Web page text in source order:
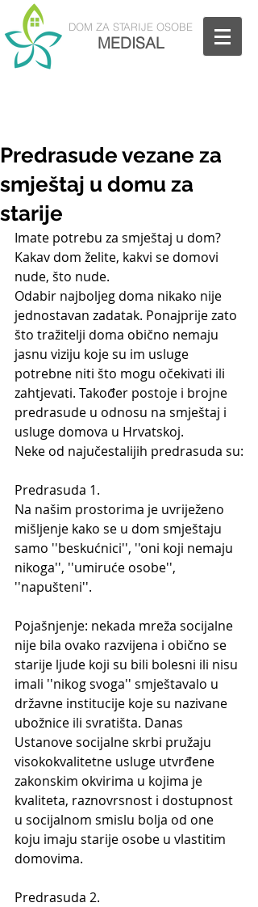
DOM ZA STARIJE OSOBE
MEDISAL
Predrasude vezane za
smještaj u domu za
starije
Imate potrebu za smještaj u dom?
Kakav dom želite, kakvi se domovi
nude, što nude.
Odabir najboljeg doma nikako nije
jednostavan zadatak. Ponajprije zato
što tražitelji doma obično nemaju
jasnu viziju koje su im usluge
potrebne niti što mogu očekivati ili
zahtjevati. Također postoje i brojne
predrasude u odnosu na smještaj i
usluge domova u Hrvatskoj.
Neke od najučestalijih predrasuda su:
Predrasuda 1.
Na našim prostorima je uvriježeno
mišljenje kako se u dom smještaju
samo ''beskućnici'', ''oni koji nemaju
nikoga'', ''umiruće osobe'',
''napušteni''.
Pojašnjenje: nekada mreža socijalne
nije bila ovako razvijena i obično se
starije ljude koji su bili bolesni ili nisu
imali ''nikog svoga'' smještavalo u
državne institucije koje su nazivane
ubožnice ili svratišta. Danas
Ustanove socijalne skrbi pružaju
visokokvalitetne usluge utvrđene
zakonskim okvirima u kojima je
kvaliteta, raznovrsnost i dostupnost
u socijalnom smislu bolja od one
koju imaju starije osobe u vlastitim
domovima.
Predrasuda 2.